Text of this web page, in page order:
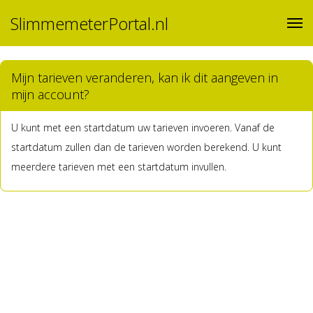
SlimmemeterPortal.nl
Mijn tarieven veranderen, kan ik dit aangeven in
mijn account?
U kunt met een startdatum uw tarieven invoeren. Vanaf de
startdatum zullen dan de tarieven worden berekend. U kunt
meerdere tarieven met een startdatum invullen.